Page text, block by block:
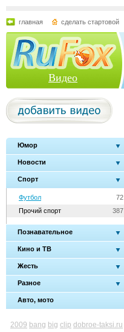
главная сделать стартовой
Видео
Юмор
Новости
Спорт
72
Футбол
387
Прочий спорт
Познавательное
Кино и ТВ
Жесть
Разное
Авто, мото
2009 bang big clip dobroe-taksi.ru